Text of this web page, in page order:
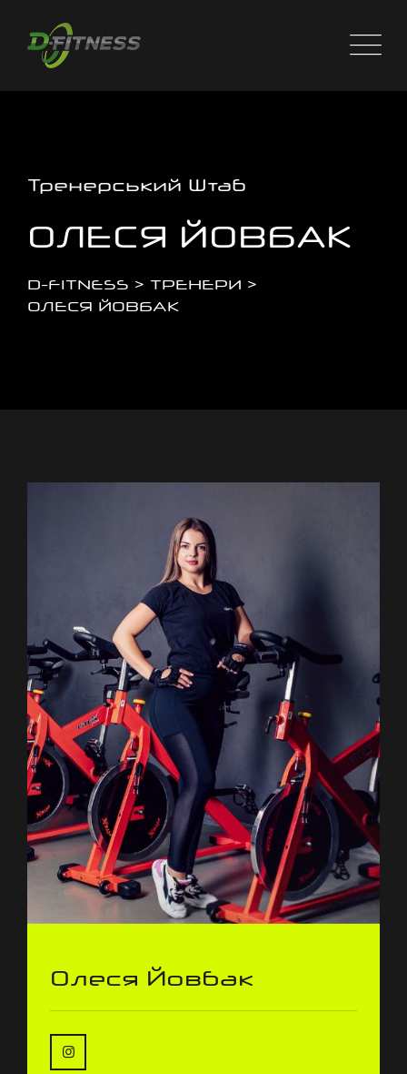
Тренерський Штаб
ОЛЕСЯ ЙОВБАК
D-FITNESS > ТРЕНЕРИ >
ОЛЕСЯ ЙОВБАК
Олеся Йовбак